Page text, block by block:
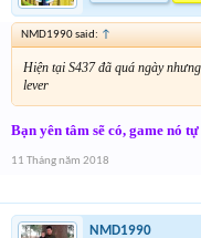
NMD1990 said: ↑
Hiện tại S437 đã quá ngày
lever
Bạn yên tâm sẽ có, game nó
11 Tháng năm 2018
NMD1990